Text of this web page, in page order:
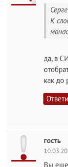
К
да, в
как до
гость
Вы еще